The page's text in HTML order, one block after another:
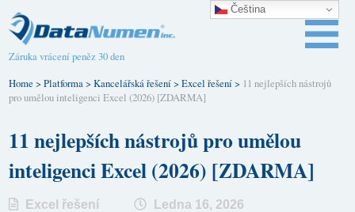
Záruka vrácení peněz 30 den
Home >Platforma>Kancelářská řešení>Excel řešení> 11 nejlepších nástrojů
pro umělou inteligenci Excel (2026) [ZDARMA]
11 nejlepších nástrojů pro umělou
inteligenci Excel (2026) [ZDARMA]
Excel řešení Ledna 16, 2026
Čeština‎